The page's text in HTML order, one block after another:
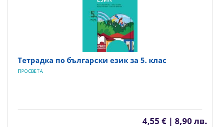
Тетрадка по български език за 5. клас
ПРОСВЕТА
4,55 € | 8,90 лв.